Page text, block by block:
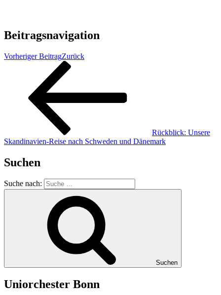
Beitragsnavigation
Vorheriger BeitragZurück
Rückblick: Unsere
Skandinavien-Reise nach Schweden und Dänemark
Suchen
Suche nach:
Suchen
Uniorchester Bonn